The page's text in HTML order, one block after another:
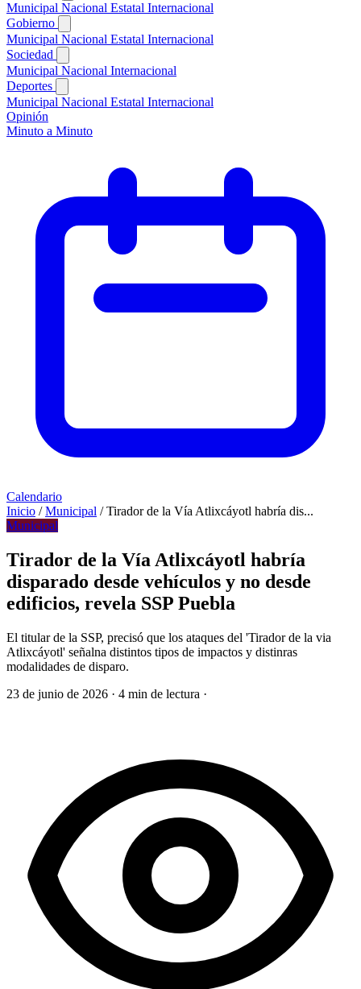
Municipal Nacional Estatal Internacional
Gobierno
Municipal Nacional Estatal Internacional
Sociedad
Municipal Nacional Internacional
Deportes
Municipal Nacional Estatal Internacional
Opinión
Minuto a Minuto
Calendario
Inicio / Municipal / Tirador de la Vía Atlixcáyotl habría dis...
Municipal
Tirador de la Vía Atlixcáyotl habría
disparado desde vehículos y no desde
edificios, revela SSP Puebla
El titular de la SSP, precisó que los ataques del 'Tirador de la via
Atlixcáyotl' señalna distintos tipos de impactos y distinras
modalidades de disparo.
23 de junio de 2026 · 4 min de lectura ·